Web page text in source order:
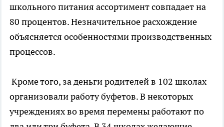
школьного питания ассортимент совпадает на
80 процентов. Незначительное расхождение
объясняется особенностями производственных
процессов.
Кроме того, за деньги родителей в 102 школах
организовали работу буфетов. В некоторых
учреждениях во время перемены работают по